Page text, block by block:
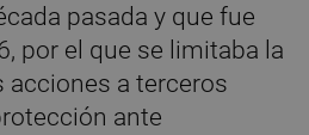
pasada y que fue
por el que se limitaba la
a terceros
ante